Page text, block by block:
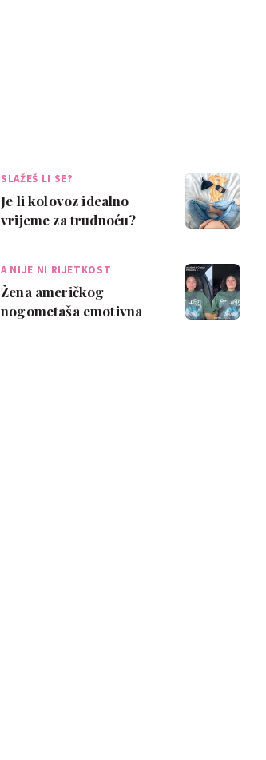
SLAŽEŠ LI SE?
Je li kolovoz idealno
vrijeme za trudnoću?
A NIJE NI RIJETKOST
Žena američkog
nogometaša emotivna